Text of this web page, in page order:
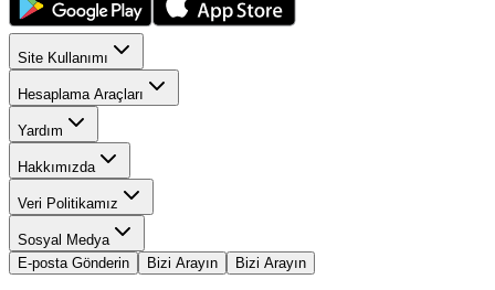
Site Kullanımı
Hesaplama Araçları
Yardım
Hakkımızda
Veri Politikamız
Sosyal Medya
E-posta Gönderin
Bizi Arayın Bizi Arayın